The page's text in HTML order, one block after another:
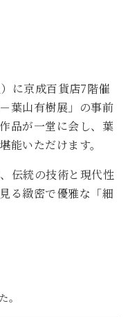
に京成百貨店7階催
葉山有樹展」の事前
品が一堂に会し、葉
能いただけます。
伝統の技術と現代性
る緻密で優雅な「細
。